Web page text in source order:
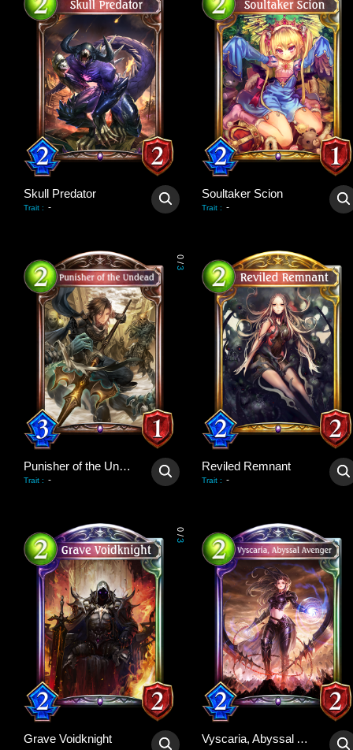
Skull Predator
Trait : -
Soultaker Scion
Trait : -
0
/
3
Punisher of the Undead
Trait : -
Reviled Remnant
Trait : -
0
/
3
Grave Voidknight Vyscaria, Abyssal Avenger